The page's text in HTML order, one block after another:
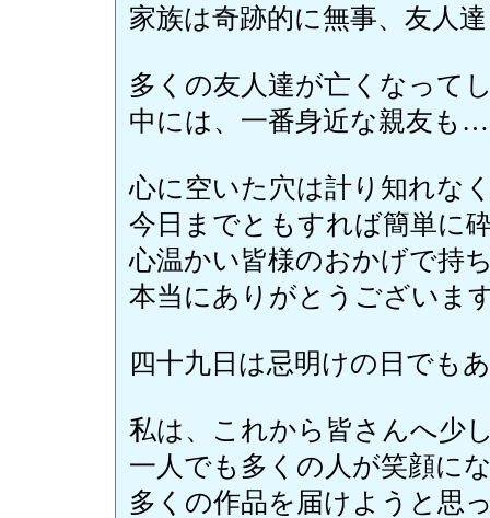
家族は奇跡的に無事、友人
多くの友人達が亡くなって
中には、一番身近な親友も…
心に空いた穴は計り知れな
今日までともすれば簡単に
心温かい皆様のおかげで持
本当にありがとうございま
四十九日は忌明けの日でも
私は、これから皆さんへ少
一人でも多くの人が笑顔に
多くの作品を届けようと思